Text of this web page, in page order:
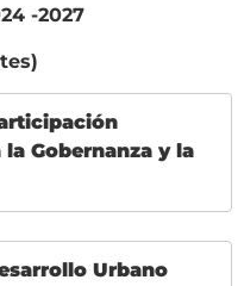
-2027
Gobernanza y la
Urbano